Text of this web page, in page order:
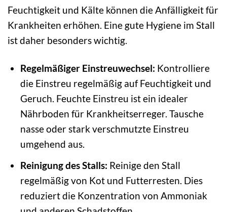
Feuchtigkeit und Kälte können die Anfälligkeit für
Krankheiten erhöhen. Eine gute Hygiene im Stall
ist daher besonders wichtig.
Regelmäßiger Einstreuwechsel: Kontrolliere
die Einstreu regelmäßig auf Feuchtigkeit und
Geruch. Feuchte Einstreu ist ein idealer
Nährboden für Krankheitserreger. Tausche
nasse oder stark verschmutzte Einstreu
umgehend aus.
Reinigung des Stalls: Reinige den Stall
regelmäßig von Kot und Futterresten. Dies
reduziert die Konzentration von Ammoniak